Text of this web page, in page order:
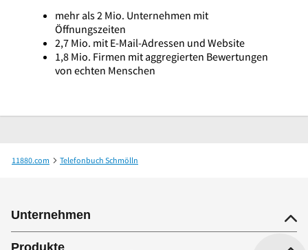
mehr als 2 Mio. Unternehmen mit
Öffnungszeiten
2,7 Mio. mit E-Mail-Adressen und Website
1,8 Mio. Firmen mit aggregierten Bewertungen
von echten Menschen
11880.com
Telefonbuch Schmölln
Unternehmen
Produkte